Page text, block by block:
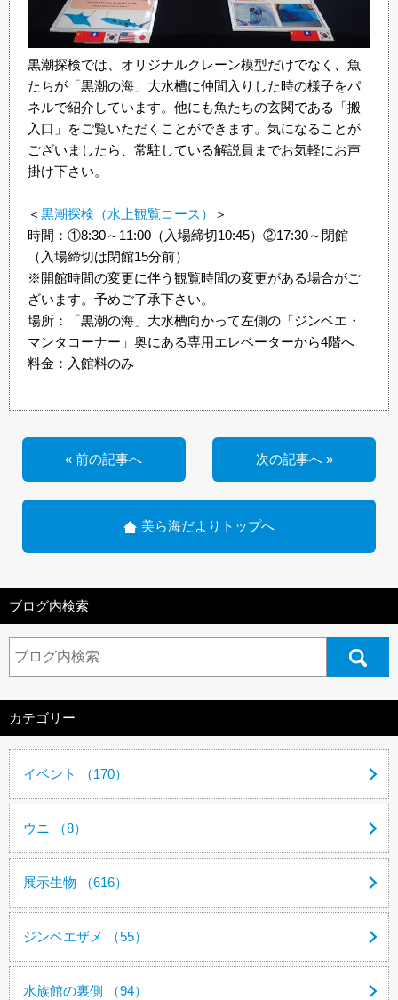
黒潮探検では、オリジナルクレーン模型だけでなく、魚
たちが「黒潮の海」大水槽に仲間入りした時の様子をパ
ネルで紹介しています。他にも魚たちの玄関である「搬
入口」をご覧いただくことができます。気になることが
ございましたら、常駐している解説員までお気軽にお声
掛け下さい。
＜黒潮探検（水上観覧コース）
＞
時間：①8:30～11:00（入場締切10:45）②17:30～閉館
（入場締切は閉館15分前）
※開館時間の変更に伴う観覧時間の変更がある場合がご
ざいます。予めご了承下さい。
場所：「黒潮の海」大水槽向かって左側の「ジンベエ・
マンタコーナー」奥にある専用エレベーターから4階へ
料金：入館料のみ
« 前の記事へ 次の記事へ »
美ら海だよりトップへ
ブログ内検索
カテゴリー
イベント （170）
ウニ （8）
展示生物 （616）
ジンベエザメ （55）
水族館の裏側 （94）